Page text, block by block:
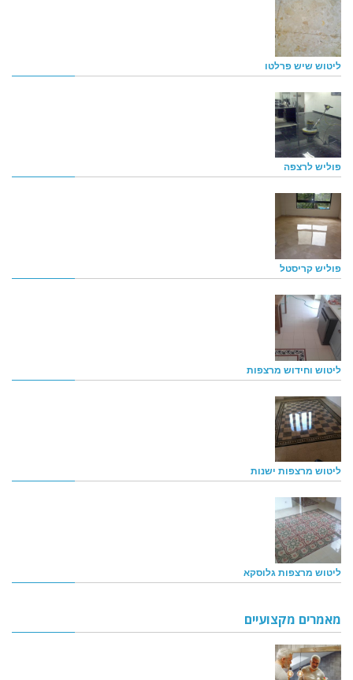
ליטוש שיש פרלטו
פוליש לרצפה
פוליש קריסטל
ליטוש וחידוש מרצפות
ליטוש מרצפות ישנות
ליטוש מרצפות גלוסקא
מאמרים מקצועיים